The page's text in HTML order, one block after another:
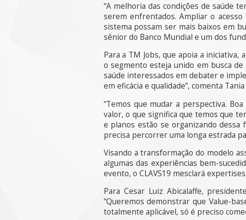
“A melhoria das condições de saúde
serem enfrentados. Ampliar o
sistema possam ser mais baixos em
sênior do Banco Mundial e um dos
Para a TM Jobs, que apoia a
o segmento esteja unido em busca de
saúde interessados em debater e
em eficácia e qualidade”, comenta
“Temos que mudar a perspectiva.
valor, o que significa que temos que
e planos estão se organizando dessa
precisa percorrer uma longa estrada
Visando a transformação do modelo
algumas das experiências bem-
evento, o CLAVS19 mesclará
Para Cesar Luiz Abicalaffe,
“Queremos demonstrar que Value-
totalmente aplicável, só é preciso